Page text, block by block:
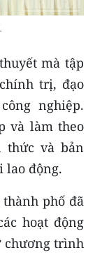
mà tập
trị, đạo
nghiệp.
và làm theo
thức và bản
lao động.
phố đã
hoạt động
chương trình